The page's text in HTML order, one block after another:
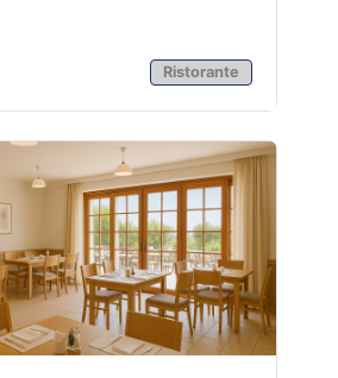
Ristorante